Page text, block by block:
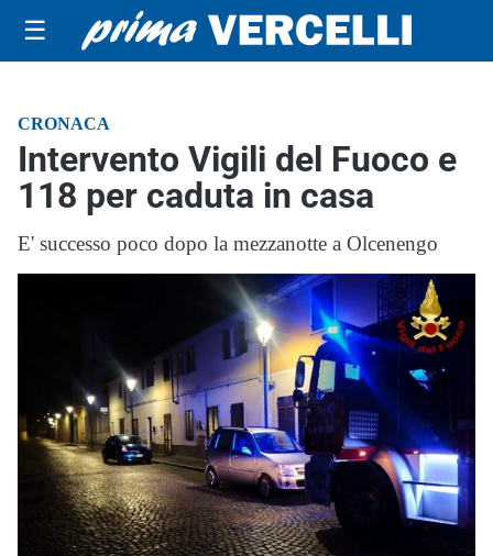
☰
CRONACA
Intervento Vigili del Fuoco e
118 per caduta in casa
E' successo poco dopo la mezzanotte a Olcenengo